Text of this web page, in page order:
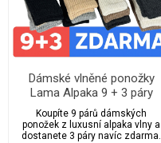
Dámské vlněné ponožky
Lama Alpaka 9 + 3 páry
Koupíte 9 párů dámských
ponožek z luxusní alpaka vlny a
dostanete 3 páry navíc zdarma.